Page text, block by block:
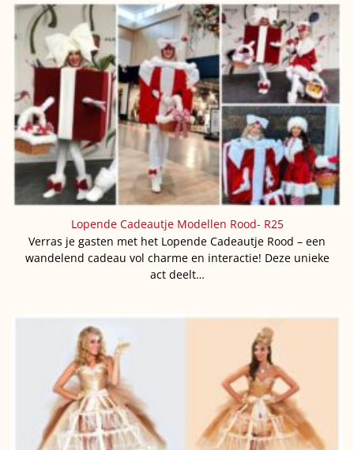
Lopende Cadeautje Modellen Rood- R25
Verras je gasten met het Lopende Cadeautje Rood – een
wandelend cadeau vol charme en interactie! Deze unieke
act deelt…